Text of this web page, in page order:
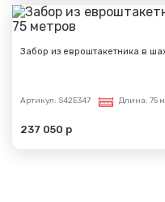
Забор из евроштакетника в
Артикул: S42E347 Длина: 75 м
237 050 р